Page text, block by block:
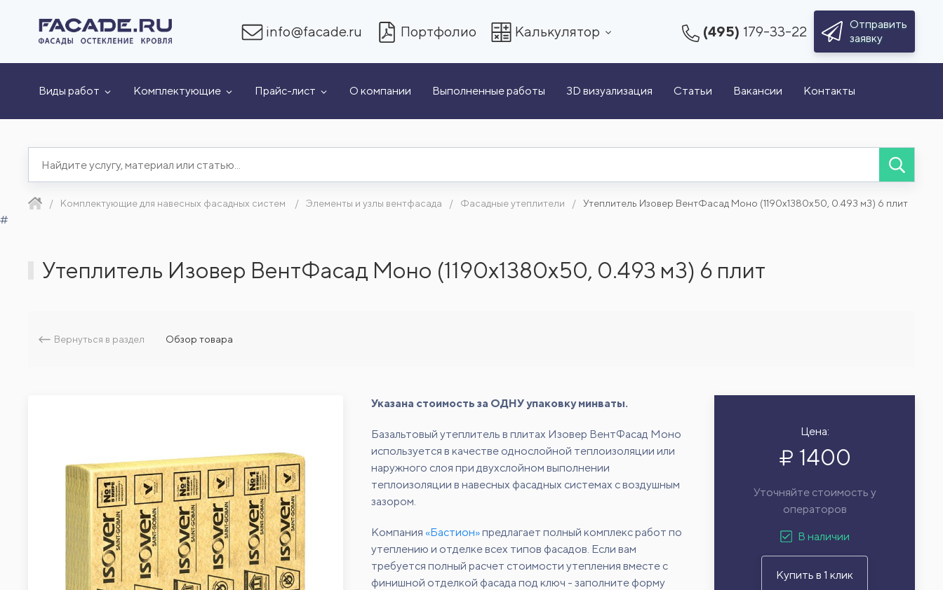
info@facade.ru Портфолио Калькулятор (495) 179-33-22
Отправить
заявку
Виды работ Комплектующие Прайс-лист О компании Выполненные работы 3D визуализация Статьи Вакансии Контакты
Комплектующие для навесных фасадных систем Элементы и узлы вентфасада Фасадные утеплители Утеплитель Изовер ВентФасад Моно (1190x1380x50, 0.493 м3) 6 плит
#
Утеплитель Изовер ВентФасад Моно (1190x1380x50, 0.493 м3) 6 плит
Вернуться в раздел Обзор товара
Указана стоимость за ОДНУ упаковку минваты.
Базальтовый утеплитель в плитах Изовер ВентФасад Моно
используется в качестве однослойной теплоизоляции или
наружного слоя при двухслойном выполнении
теплоизоляции в навесных фасадных системах с воздушным
зазором.
Компания «Бастион»предлагает полный комплекс работ по
утеплению и отделке всех типов фасадов. Если вам
требуется полный расчет стоимости утепления вместе с
финишной отделкой фасада под ключ - заполните форму
Цена:
1400
Уточняйте стоимость у
операторов
В наличии
Купить в 1 клик